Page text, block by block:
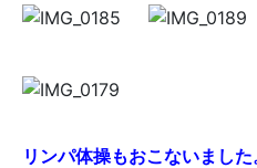
リンパ体操もおこないました